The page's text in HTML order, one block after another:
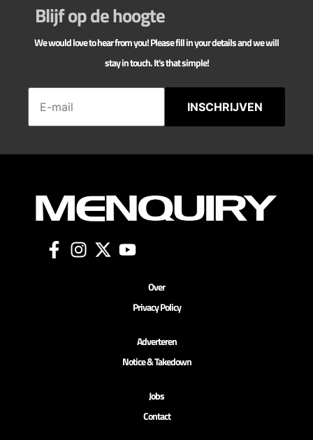
Blijf op de hoogte
We would love to hear from you! Please fill in your details and we will
stay in touch. It's that simple!
INSCHRIJVEN
Over
Privacy Policy
Adverteren
Notice & Takedown
Jobs
Contact